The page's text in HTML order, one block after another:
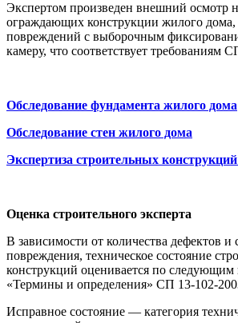
Экспертом произведен внешний осмотр
ограждающих конструкции жилого дома,
повреждений с выборочным
камеру, что соответствует требованиям
Обследование фундамента жилого дома
Обследование стен жилого дома
Экспертиза строительных
Оценка строительного эксперта
В зависимости от количества дефектов и
повреждения, техническое состояние
конструкций оценивается по следующим
«Термины и определения» СП 13-102-
Исправное состояние — категория